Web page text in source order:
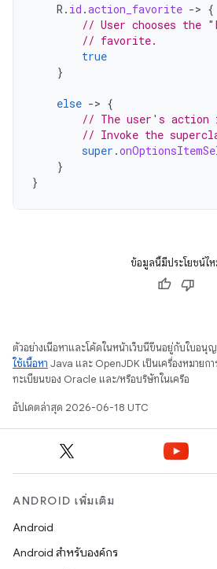
R . id .action_favorite -> {
// User chooses the
// favorite.
true
}
else -> {
// The user's action
// Invoke the
super .
}
}
ข้อมูลนี้มีประโยชน์ไ
ตัวอย่างเนื้อหาและโค้ดในหน้าเว็บนี้ขึ้นอยู่กับใบอนุ
ใช้เนื้อหา Java และ OpenJDK เป็นเครื่องหมายกา
ทะเบียนของ Oracle และ/หรือบริษัทในเครือ
อัปเดตล่าสุด 2026-06-18 UTC
ANDROID เพิ่มเติม
Android
Android สำหรับองค์กร